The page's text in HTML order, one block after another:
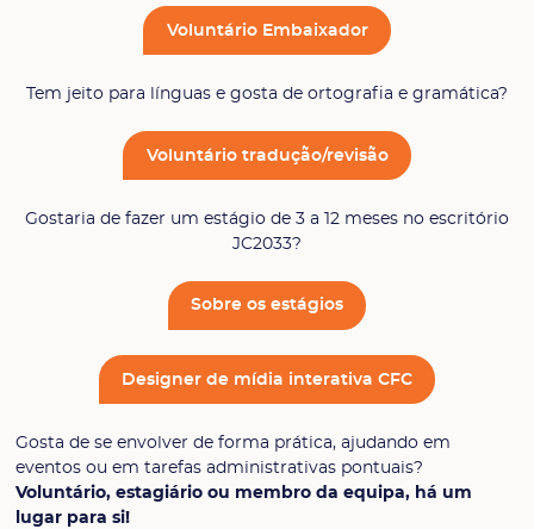
Voluntário Embaixador
Tem jeito para línguas e gosta de ortografia e gramática?
Voluntário tradução/revisão
Gostaria de fazer um estágio de 3 a 12 meses no escritório
JC2033?
Sobre os estágios
Designer de mídia interativa CFC
Gosta de se envolver de forma prática, ajudando em
eventos ou em tarefas administrativas pontuais?
Voluntário, estagiário ou membro da equipa, há um
lugar para si!